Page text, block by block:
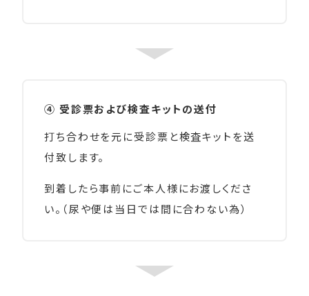
④ 受診票および検査キットの送付
打ち合わせを元に受診票と検査キットを送
付致します。
到着したら事前にご本人様にお渡しくださ
い。（尿や便は当日では間に合わない為）